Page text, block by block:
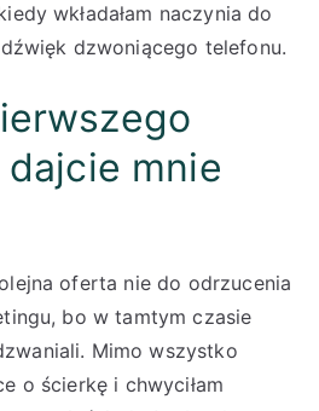
wkładałam naczynia do
dzwoniącego telefonu.
mnie
oferta nie do odrzucenia
bo w tamtym czasie
Mimo wszystko
o ścierkę i chwyciłam